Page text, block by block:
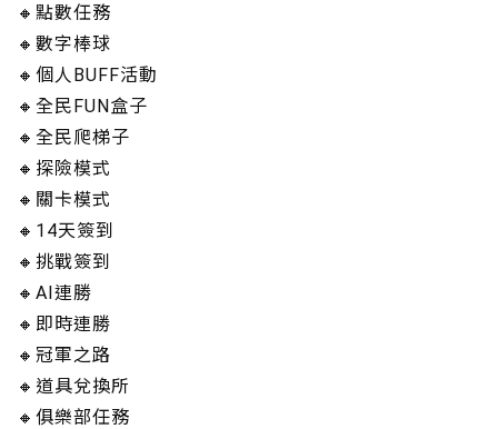
🔸點數任務
🔸數字棒球
🔸個人BUFF活動
🔸全民FUN盒子
🔸全民爬梯子
🔸探險模式
🔸關卡模式
🔸14天簽到
🔸挑戰簽到
🔸AI連勝
🔸即時連勝
🔸冠軍之路
🔸道具兌換所
🔸俱樂部任務